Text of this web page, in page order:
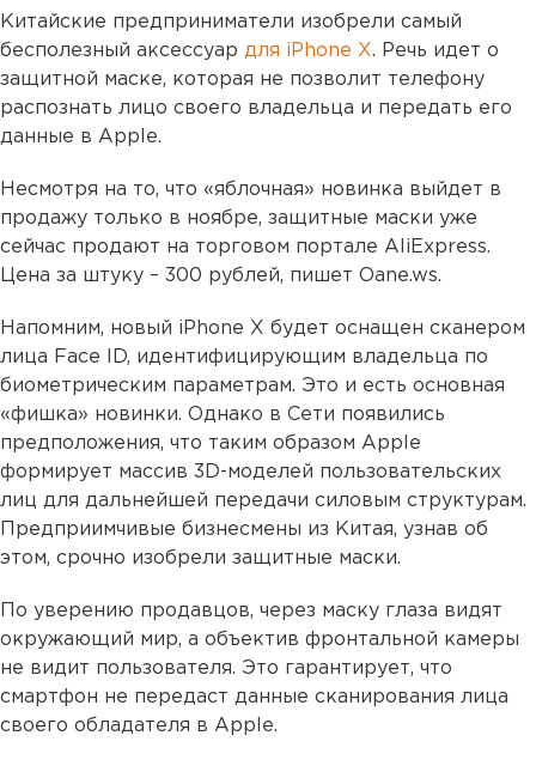
Китайские предприниматели изобрели самый
бесполезный аксессуар для iPhone X. Речь идет о
защитной маске, которая не позволит телефону
распознать лицо своего владельца и передать его
данные в Apple.
Несмотря на то, что «яблочная» новинка выйдет в
продажу только в ноябре, защитные маски уже
сейчас продают на торговом портале AliExpress.
Цена за штуку – 300 рублей, пишет Оane.ws.
Напомним, новый iPhone X будет оснащен сканером
лица Face ID, идентифицирующим владельца по
биометрическим параметрам. Это и есть основная
«фишка» новинки. Однако в Сети появились
предположения, что таким образом Apple
формирует массив 3D-моделей пользовательских
лиц для дальнейшей передачи силовым структурам.
Предприимчивые бизнесмены из Китая, узнав об
этом, срочно изобрели защитные маски.
По уверению продавцов, через маску глаза видят
окружающий мир, а объектив фронтальной камеры
не видит пользователя. Это гарантирует, что
смартфон не передаст данные сканирования лица
своего обладателя в Apple.